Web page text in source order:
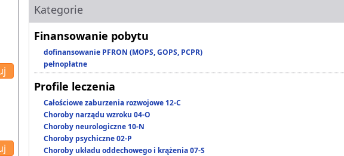
Kategorie
Finansowanie pobytu
dofinansowanie PFRON (MOPS, GOPS, PCPR)
pełnopłatne
Profile leczenia
Całościowe zaburzenia rozwojowe 12-C
Choroby narządu wzroku 04-O
Choroby neurologiczne 10-N
Choroby psychiczne 02-P
Choroby układu oddechowego i krążenia 07-S